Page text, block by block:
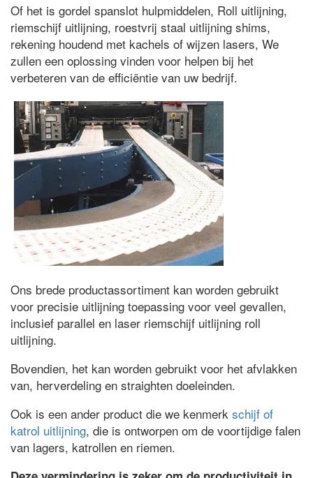
Of het is gordel spanslot hulpmiddelen, Roll uitlijning,
riemschijf uitlijning, roestvrij staal uitlijning shims,
rekening houdend met kachels of wijzen lasers, We
zullen een oplossing vinden voor helpen bij het
verbeteren van de efficiëntie van uw bedrijf.
Ons brede productassortiment kan worden gebruikt
voor precisie uitlijning toepassing voor veel gevallen,
inclusief parallel en laser riemschijf uitlijning roll
uitlijning.
Bovendien, het kan worden gebruikt voor het afvlakken
van, herverdeling en straighten doeleinden.
Ook is een ander product die we kenmerk schijf of
katrol uitlijning, die is ontworpen om de voortijdige falen
van lagers, katrollen en riemen.